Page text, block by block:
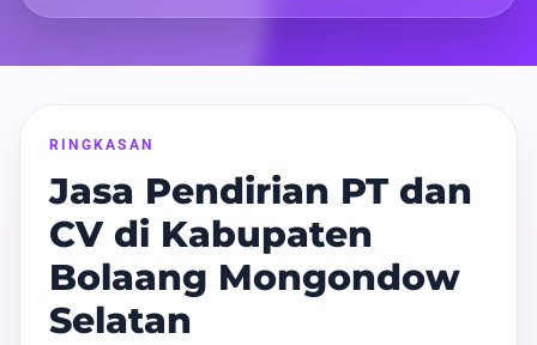
RINGKASAN
Jasa Pendirian PT dan
CV di Kabupaten
Bolaang Mongondow
Selatan